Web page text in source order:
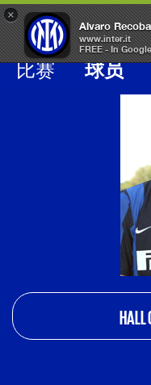
×
Alvaro Recoba
www.inter.it
FREE - In
OPEN
MENU
比赛 球员
Galleria